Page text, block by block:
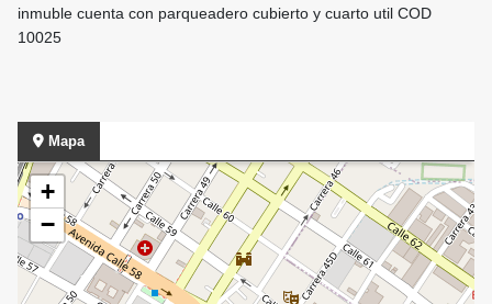
inmuble cuenta con parqueadero cubierto y cuarto util COD
10025
Mapa
+
−